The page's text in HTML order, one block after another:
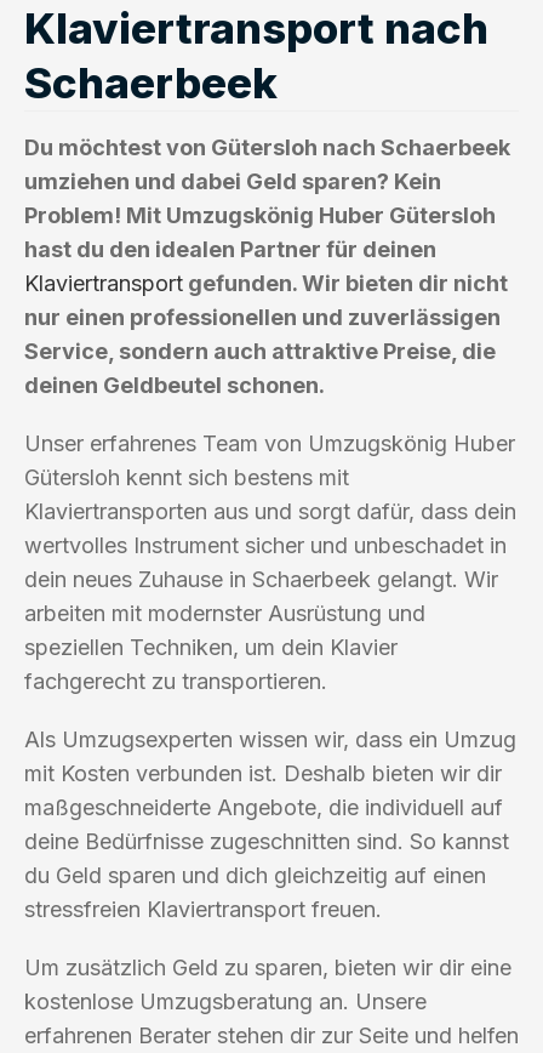
Klaviertransport nach
Schaerbeek
Du möchtest von Gütersloh nach Schaerbeek
umziehen und dabei Geld sparen? Kein
Problem! Mit Umzugskönig Huber Gütersloh
hast du den idealen Partner für deinen
Klaviertransport gefunden. Wir bieten dir nicht
nur einen professionellen und zuverlässigen
Service, sondern auch attraktive Preise, die
deinen Geldbeutel schonen.
Unser erfahrenes Team von Umzugskönig Huber
Gütersloh kennt sich bestens mit
Klaviertransporten aus und sorgt dafür, dass dein
wertvolles Instrument sicher und unbeschadet in
dein neues Zuhause in Schaerbeek gelangt. Wir
arbeiten mit modernster Ausrüstung und
speziellen Techniken, um dein Klavier
fachgerecht zu transportieren.
Als Umzugsexperten wissen wir, dass ein Umzug
mit Kosten verbunden ist. Deshalb bieten wir dir
maßgeschneiderte Angebote, die individuell auf
deine Bedürfnisse zugeschnitten sind. So kannst
du Geld sparen und dich gleichzeitig auf einen
stressfreien Klaviertransport freuen.
Um zusätzlich Geld zu sparen, bieten wir dir eine
kostenlose Umzugsberatung an. Unsere
erfahrenen Berater stehen dir zur Seite und helfen